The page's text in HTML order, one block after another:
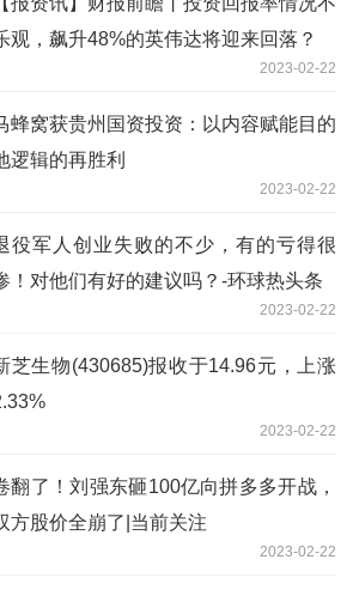
观，飙升48%的英伟达将迎来回落？
2023-02-22
蜂窝获贵州国资投资：以内容赋能目的
逻辑的再胜利
2023-02-22
役军人创业失败的不少，有的亏得很
！对他们有好的建议吗？-环球热头条
2023-02-22
芝生物(430685)报收于14.96元，上涨
2023-02-22
翻了！刘强东砸100亿向拼多多开战，
方股价全崩了|当前关注
2023-02-22